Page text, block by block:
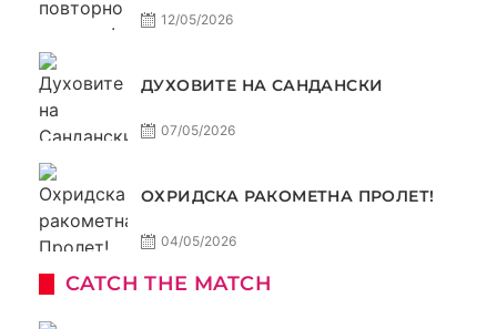
12/05/2026
ДУХОВИТЕ НА САНДАНСКИ
07/05/2026
ОХРИДСКА РАКОМЕТНА ПРОЛЕТ!
04/05/2026
CATCH THE MATCH